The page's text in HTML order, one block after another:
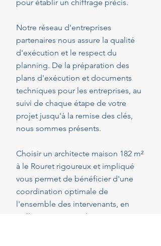
pour établir un chiffrage précis.
Notre réseau d'entreprises
partenaires nous assure la qualité
d'exécution et le respect du
planning. De la préparation des
plans d'exécution et documents
techniques pour les entreprises, au
suivi de chaque étape de votre
projet jusqu'à la remise des clés,
nous sommes présents.
Choisir un architecte maison 182 m²
à le Rouret rigoureux et impliqué
vous permet de bénéficier d'une
coordination optimale de
l'ensemble des intervenants, en
veillant au respect de vos attentes,